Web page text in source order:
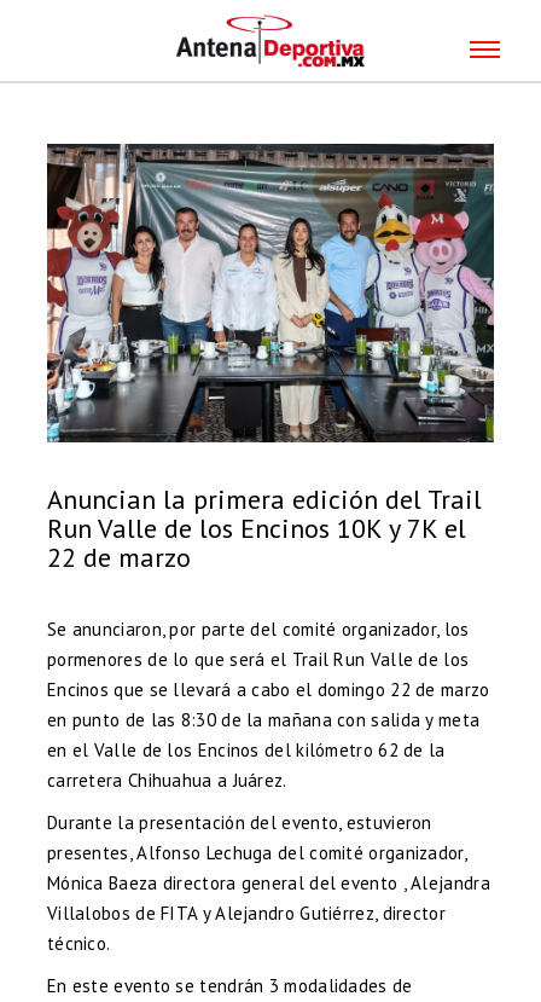
Anuncian la primera edición del Trail
Run Valle de los Encinos 10K y 7K el
22 de marzo
Se anunciaron, por parte del comité organizador, los
pormenores de lo que será el Trail Run Valle de los
Encinos que se llevará a cabo el domingo 22 de marzo
en punto de las 8:30 de la mañana con salida y meta
en el Valle de los Encinos del kilómetro 62 de la
carretera Chihuahua a Juárez.
Durante la presentación del evento, estuvieron
presentes, Alfonso Lechuga del comité organizador,
Mónica Baeza directora general del evento , Alejandra
Villalobos de FITA y Alejandro Gutiérrez, director
técnico.
En este evento se tendrán 3 modalidades de